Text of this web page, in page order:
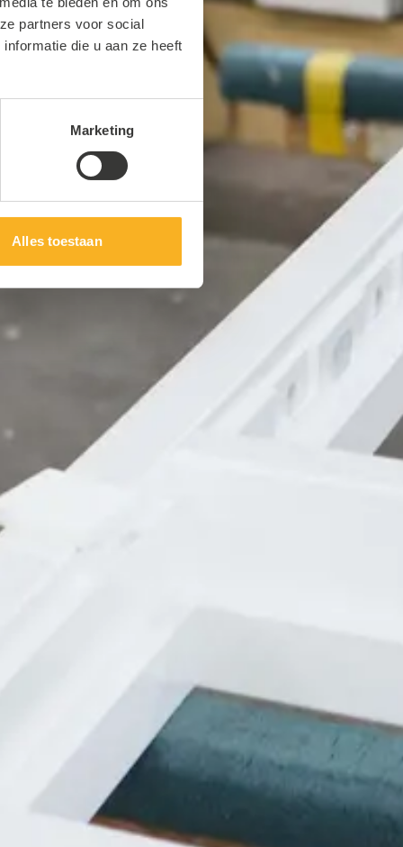
partners voor social
die u aan ze heeft
Marketing
Alles toestaan